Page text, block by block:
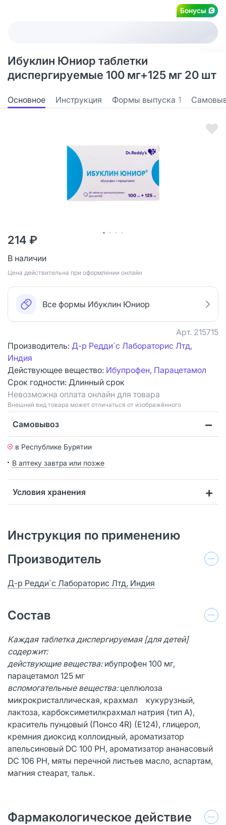
Бонусы
Ибуклин Юниор таблетки
диспергируемые 100 мг+125 мг 20 шт
Основное Инструкция Формы выпуска 1
214 ₽
В наличии
Цена действительна при оформлении онлайн
Все формы Ибуклин Юниор
Арт. 215715
Производитель: Д-р Редди`с Лабораторис Лтд,
Индия
Действующее вещество: Ибупрофен, Парацетамол
Срок годности: Длинный срок
Невозможна оплата онлайн для товара
Bнешний вид товара может отличаться от изображённого
Самовывоз
в Республике Бурятии
В аптеку завтра или позже
Условия хранения
Инструкция по применению
Производитель
Д-р Редди`с Лабораторис Лтд, Индия
Состав
Каждая таблетка диспергируемая [для детей]
содержит:
действующие вещества: ибупрофен 100 мг,
парацетамол 125 мг
вспомогательные вещества:целлюлоза
микрокристаллическая, крахмал кукурузный,
лактоза, карбоксиметилкрахмал натрия (тип А),
краситель пунцовый (Понсо 4R) (Е124), глицерол,
кремния диоксид коллоидный, ароматизатор
апельсиновый DC 100 PH, ароматизатор ананасовый
DC 106 PH, мяты перечной листьев масло, аспартам,
магния стеарат, тальк.
Фармакологическое действие